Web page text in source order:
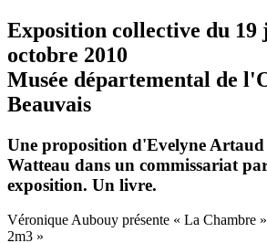
Exposition collective du 19
octobre 2010
Musée départemental de
Beauvais
Une proposition d'Evelyne Artaud
Watteau dans un commissariat
exposition. Un livre.
Véronique Aubouy présente « La Chambre
2m3 »